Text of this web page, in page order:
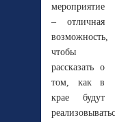
мероприятие
– отличная
возможность,
чтобы
рассказать о
том, как в
крае будут